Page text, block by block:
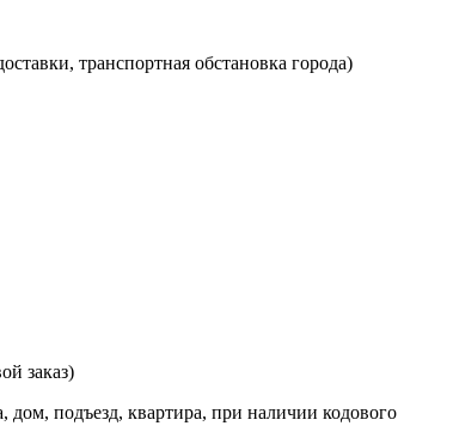
транспортная обстановка города)
заказ)
подъезд, квартира, при наличии кодового